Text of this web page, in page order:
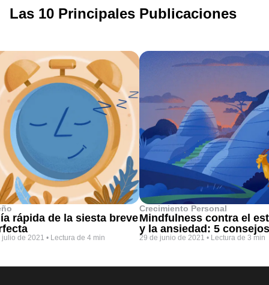
Las 10 Principales Publicaciones
rápida de la siesta breve
julio de 2021 • Lectura de 4 min
Crecimiento Personal
Mindfulness contra el
y la ansiedad: 5 consejos
29 de junio de 2021 • Lectura de 3 min